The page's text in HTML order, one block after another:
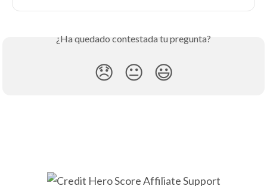
¿Ha quedado contestada tu pregunta?
😞 😐 😃